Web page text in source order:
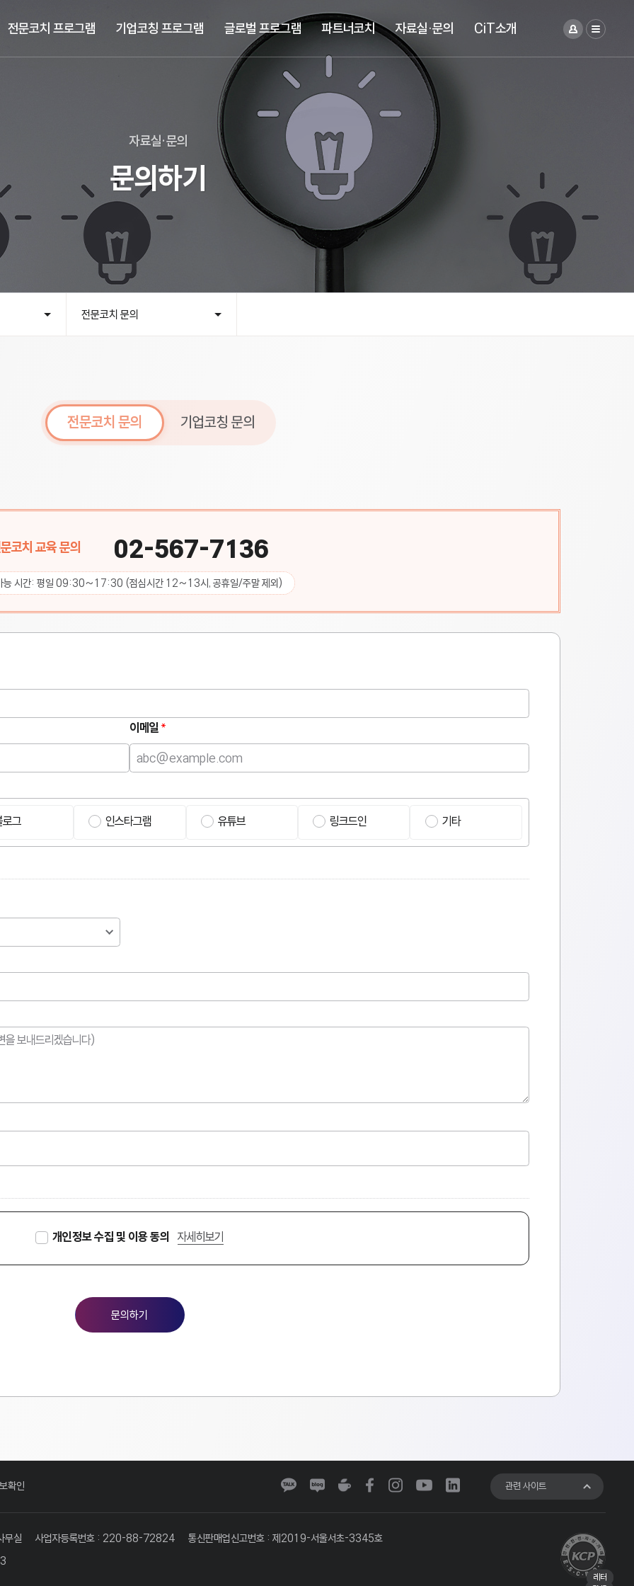
전문코치 프로그램 기업코칭 프로그램 글로벌 프로그램 파트너코치 자료실·문의 CiT소개
자료실·문의
문의하기
전문코치 문의
전문코치 문의 기업코칭 문의
코치 교육 문의 02-567-7136
능 시간: 평일 09:30~17:30 (점심시간 12~13시, 공휴일/주말 제외)
이메일
로그 인스타그램 유튜브 링크드인 기타
개인정보 수집 및 이용 동의 자세히보기
문의하기
확인 관련 사이트
무실 사업자등록번호 : 220-88-72824
통신판매업신고번호 : 제2019-서울서초-3345호
코치
기업
레터